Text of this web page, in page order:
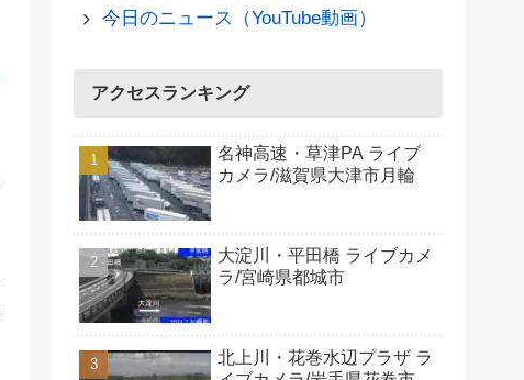
今日のニュース（YouTube動画）
アクセスランキング
名神高速・草津PA ライブ
カメラ/滋賀県大津市月輪
大淀川・平田橋 ライブカメ
ラ/宮崎県都城市
北上川・花巻水辺プラザ ラ